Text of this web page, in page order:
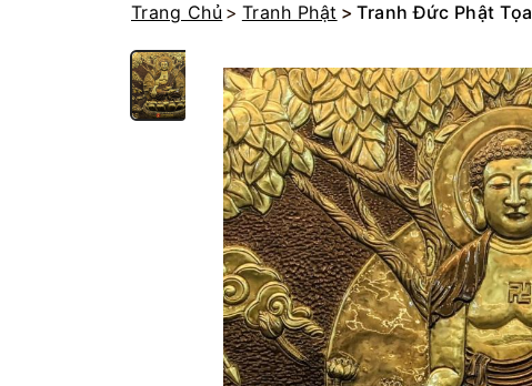
Trang Chủ Tranh Phật Tranh Đức Phật